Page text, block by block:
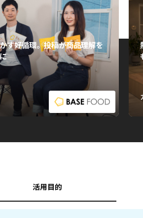
す好循環。投稿が商品理解を
活用目的